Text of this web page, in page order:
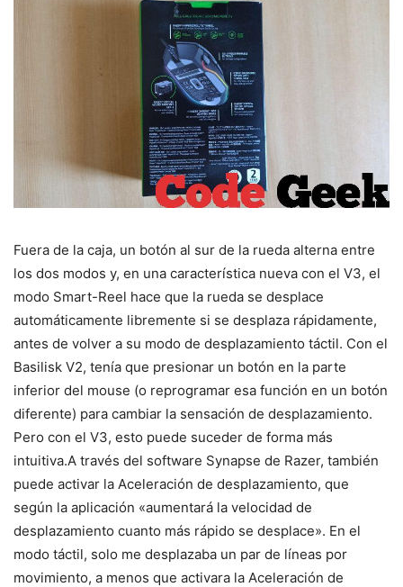
Fuera de la caja, un botón al sur de la rueda alterna entre
los dos modos y, en una característica nueva con el V3, el
modo Smart-Reel hace que la rueda se desplace
automáticamente libremente si se desplaza rápidamente,
antes de volver a su modo de desplazamiento táctil. Con el
Basilisk V2, tenía que presionar un botón en la parte
inferior del mouse (o reprogramar esa función en un botón
diferente) para cambiar la sensación de desplazamiento.
Pero con el V3, esto puede suceder de forma más
intuitiva.A través del software Synapse de Razer, también
puede activar la Aceleración de desplazamiento, que
según la aplicación «aumentará la velocidad de
desplazamiento cuanto más rápido se desplace». En el
modo táctil, solo me desplazaba un par de líneas por
movimiento, a menos que activara la Aceleración de